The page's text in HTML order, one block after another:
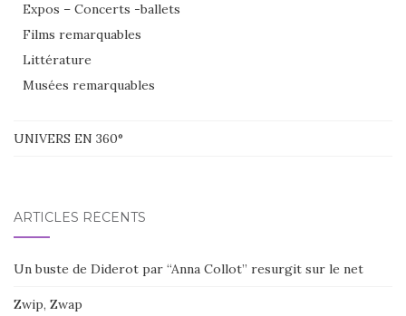
Expos – Concerts -ballets
Films remarquables
Littérature
Musées remarquables
UNIVERS EN 360°
ARTICLES RÉCENTS
Un buste de Diderot par “Anna Collot” resurgit sur le net
Zwip, Zwap